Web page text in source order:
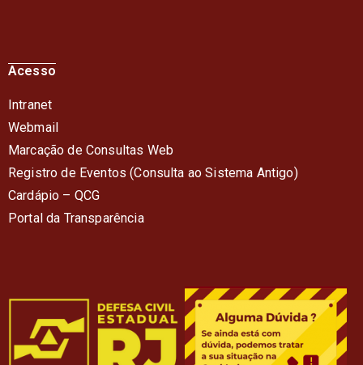
Acesso
Intranet
Webmail
Marcação de Consultas Web
Registro de Eventos (Consulta ao Sistema Antigo)
Cardápio – QCG
Portal da Transparência